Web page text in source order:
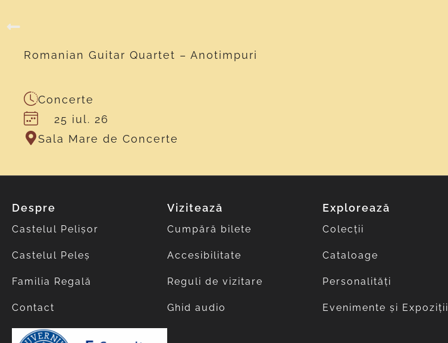
Romanian Guitar Quartet – Anotimpuri
Concerte
25 iul. 26
Sala Mare de Concerte
Despre
Castelul Pelișor
Castelul Peleș
Familia Regală
Contact
Vizitează
Cumpără bilete
Accesibilitate
Reguli de vizitare
Ghid audio
Explorează
Colecții
Cataloage
Personalități
Evenimente și Expoziții